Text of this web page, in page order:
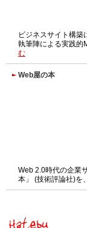
ビジネスサイト構築
執筆陣による実践的
む
Web屋の本
Web 2.0時代の企業
本」 (技術評論社)を